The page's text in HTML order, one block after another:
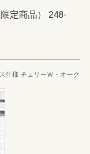
定商品） 248-
仕様 チェリーＷ・オーク